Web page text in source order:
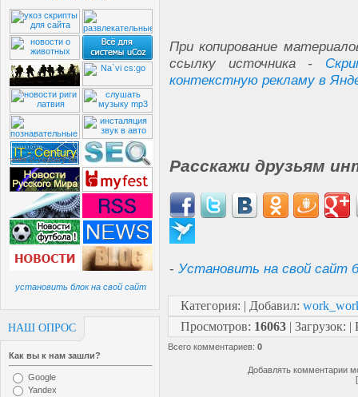
установить блок на свой сайт
НАШ ОПРОС
Как вы к нам зашли?
Google
Yandex
При копирование
ссылку источника -
контекстную рекламу в
Расскажи друзьям
- Установить на свой сайт
Категория: | Добавил:
Просмотров: 16063 | Загрузок: |
Всего комментариев: 0
Добавлять комментарии